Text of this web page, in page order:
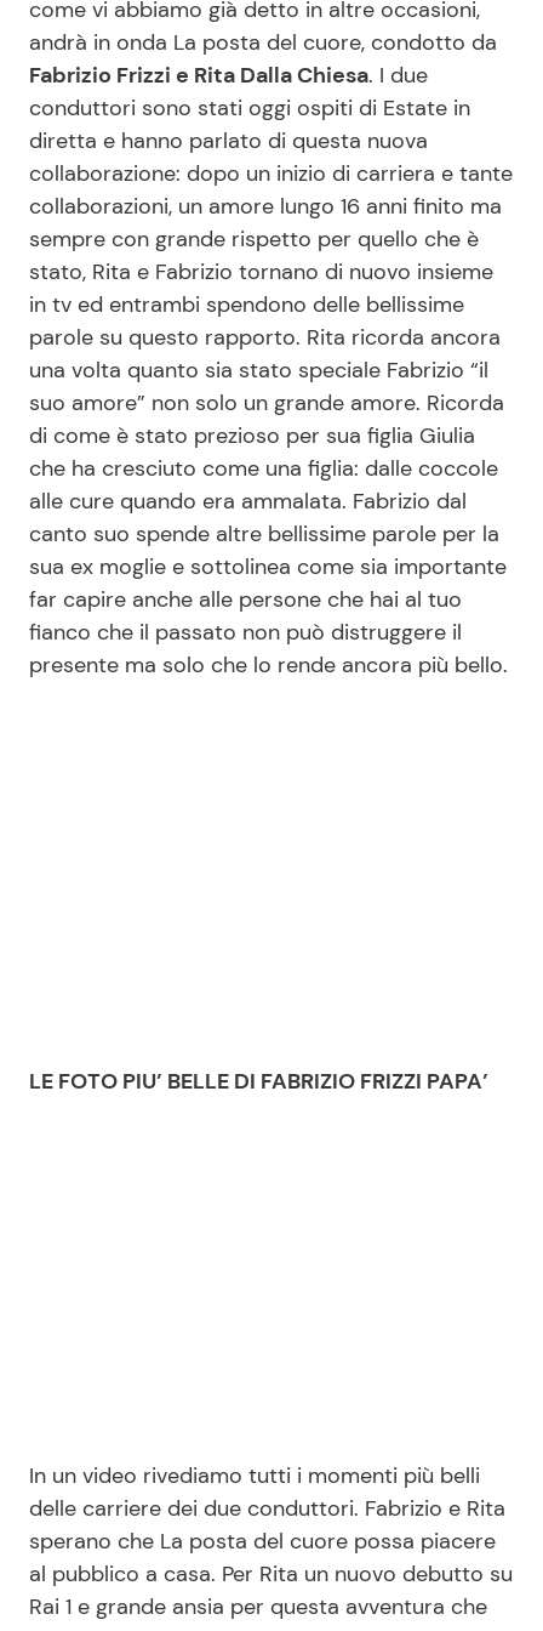
Seguici
Info
Chi siamo
Disclaimer e Privacy
Redazione
Contattaci
Pubblicità
Privacy Policy
come vi abbiamo già detto in altre occasioni,
andrà in onda La posta del cuore, condotto da
Fabrizio Frizzi e Rita Dalla Chiesa. I due
conduttori sono stati oggi ospiti di Estate in
diretta e hanno parlato di questa nuova
collaborazione: dopo un inizio di carriera e tante
collaborazioni, un amore lungo 16 anni finito ma
sempre con grande rispetto per quello che è
stato, Rita e Fabrizio tornano di nuovo insieme
in tv ed entrambi spendono delle bellissime
parole su questo rapporto. Rita ricorda ancora
una volta quanto sia stato speciale Fabrizio “il
suo amore” non solo un grande amore. Ricorda
di come è stato prezioso per sua figlia Giulia
che ha cresciuto come una figlia: dalle coccole
alle cure quando era ammalata. Fabrizio dal
canto suo spende altre bellissime parole per la
sua ex moglie e sottolinea come sia importante
far capire anche alle persone che hai al tuo
fianco che il passato non può distruggere il
presente ma solo che lo rende ancora più bello.
LE FOTO PIU’ BELLE DI FABRIZIO FRIZZI PAPA’
In un video rivediamo tutti i momenti più belli
delle carriere dei due conduttori. Fabrizio e Rita
sperano che La posta del cuore possa piacere
al pubblico a casa. Per Rita un nuovo debutto su
Rai 1 e grande ansia per questa avventura che